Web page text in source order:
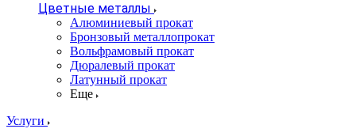
Цветные металлы
Алюминиевый прокат
Бронзовый металлопрокат
Вольфрамовый прокат
Дюралевый прокат
Латунный прокат
Еще
Услуги